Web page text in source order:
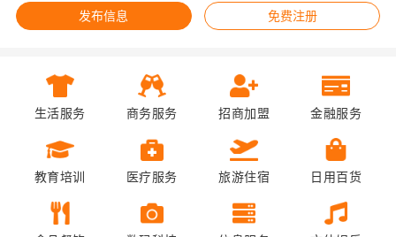
发布信息 免费注册
生活服务 商务服务 招商加盟 金融服务
教育培训 医疗服务 旅游住宿 日用百货